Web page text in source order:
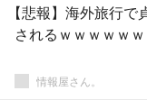
【悲報】海外旅行
されるｗｗｗｗｗｗ
情報屋さん。